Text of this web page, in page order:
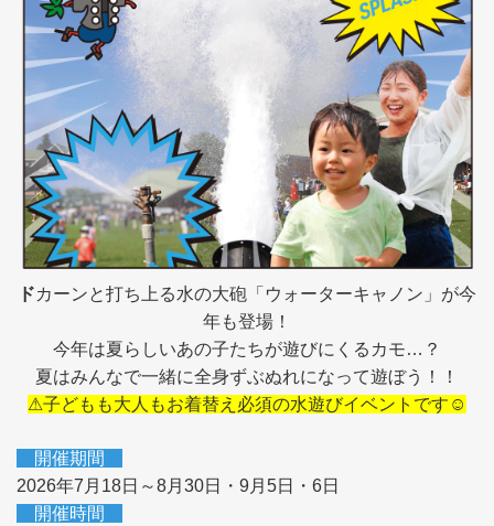
ドカーンと打ち上る水の大砲「ウォーターキャノン」が今
年も登場！
今年は夏らしいあの子たちが遊びにくるカモ…？
夏はみんなで一緒に全身ずぶぬれになって遊ぼう！！
⚠子どもも大人もお着替え必須の水遊びイベントです☺
開催期間
2026年7月18日～8月30日・9月5日・6日
開催時間